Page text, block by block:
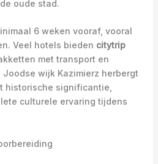
oude stad.
6 weken vooraf, vooral
Veel hotels bieden citytrip
met transport en
wijk Kazimierz herbergt
historische significantie,
culturele ervaring tijdens